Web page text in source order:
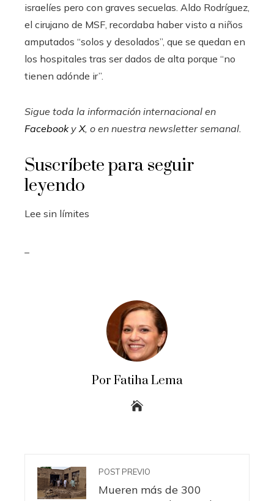
israelíes pero con graves secuelas. Aldo Rodríguez,
el cirujano de MSF, recordaba haber visto a niños
amputados “solos y desolados”, que se quedan en
los hospitales tras ser dados de alta porque “no
tienen adónde ir”.
Sigue toda la información internacional en
Facebooky X, o en nuestra newsletter semanal
Suscríbete para seguir
leyendo
Lee sin límites
Por Fatiha Lema
POST PREVIO
Mueren más de 300